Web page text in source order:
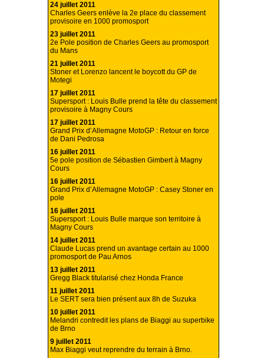
24 juillet 2011
Charles Geers enlève la 2e place du classement
provisoire en 1000 promosport
23 juillet 2011
2e Pole position de Charles Geers au promosport
du Mans
21 juillet 2011
Stoner et Lorenzo lancent le boycott du GP de
Motegi
17 juillet 2011
Supersport : Louis Bulle prend la tête du classement
provisoire à Magny Cours
17 juillet 2011
Grand Prix d’Allemagne MotoGP : Retour en force
de Dani Pedrosa
16 juillet 2011
5e pole position de Sébastien Gimbert à Magny
Cours
16 juillet 2011
Grand Prix d’Allemagne MotoGP : Casey Stoner en
pole
16 juillet 2011
Supersport : Louis Bulle marque son territoire à
Magny Cours
14 juillet 2011
Claude Lucas prend un avantage certain au 1000
promosport de Pau Arnos
13 juillet 2011
Gregg Black titularisé chez Honda France
11 juillet 2011
Le SERT sera bien présent aux 8h de Suzuka
10 juillet 2011
Melandri contredit les plans de Biaggi au superbike
de Brno
9 juillet 2011
Max Biaggi veut reprendre du terrain à Brno.